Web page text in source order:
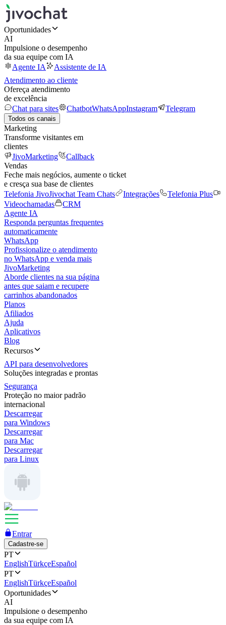
Oportunidades
AI
Impulsione o desempenho
da sua equipe com IA
Agente IA
Assistente de IA
Atendimento ao cliente
Ofereça atendimento
de excelência
Chat para sites
ChatbotWhatsAppInstagram Telegram
Todos os canais
Marketing
Transforme visitantes em
clientes
JivoMarketing
Callback
Vendas
Feche mais negócios, aumente o ticket
e cresça sua base de clientes
Telefonia JivoJivochat Team Chats Integrações
Telefonia Plus
Videochamadas
CRM
Agente IA
Responda perguntas frequentes
automaticamente
WhatsApp
Profissionalize o atendimento
no WhatsApp e venda mais
JivoMarketing
Aborde clientes na sua página
antes que saiam e recupere
carrinhos abandonados
Planos
Afiliados
Ajuda
Aplicativos
Blog
Recursos
API para desenvolvedores
Soluções integradas e prontas
Segurança
Proteção no maior padrão
internacional
Descarregar
para Windows
Descarregar
para Mac
Descarregar
para Linux
Entrar
Cadastre-se
PT
EnglishTürkçeEspañol
PT
EnglishTürkçeEspañol
Oportunidades
AI
Impulsione o desempenho
da sua equipe com IA